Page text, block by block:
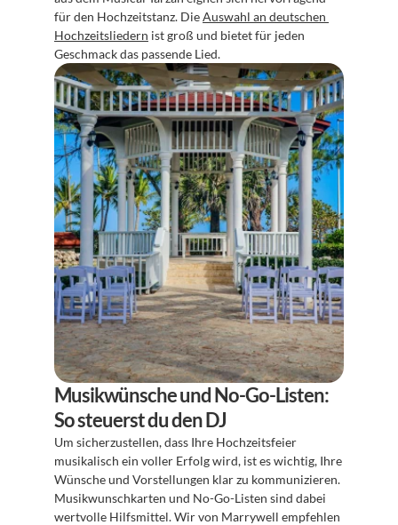
für den Hochzeitstanz. Die Auswahl an deutschen
Hochzeitsliedern ist groß und bietet für jeden
Geschmack das passende Lied.
Musikwünsche und No-Go-Listen:
So steuerst du den DJ
Um sicherzustellen, dass Ihre Hochzeitsfeier
musikalisch ein voller Erfolg wird, ist es wichtig, Ihre
Wünsche und Vorstellungen klar zu kommunizieren.
Musikwunschkarten und No-Go-Listen sind dabei
wertvolle Hilfsmittel. Wir von Marrywell empfehlen